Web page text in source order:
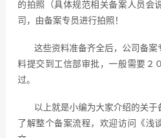
的拍照（具体规范相关备案人员会
司，由备案专员进行拍照！
这些资料准备齐全后，公司备案
料提交到工信部审批，一般需要２
过。
以上就是小编为大家介绍的关于
了解整个备案流程，欢迎访问《浅